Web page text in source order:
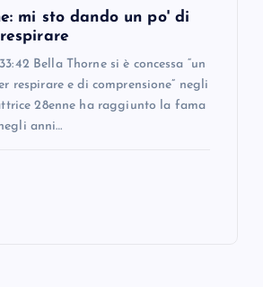
mi sto dando un po' di
Bella Thorne si è concessa “un
respirare e di comprensione” negli
28enne ha raggiunto la fama
anni…